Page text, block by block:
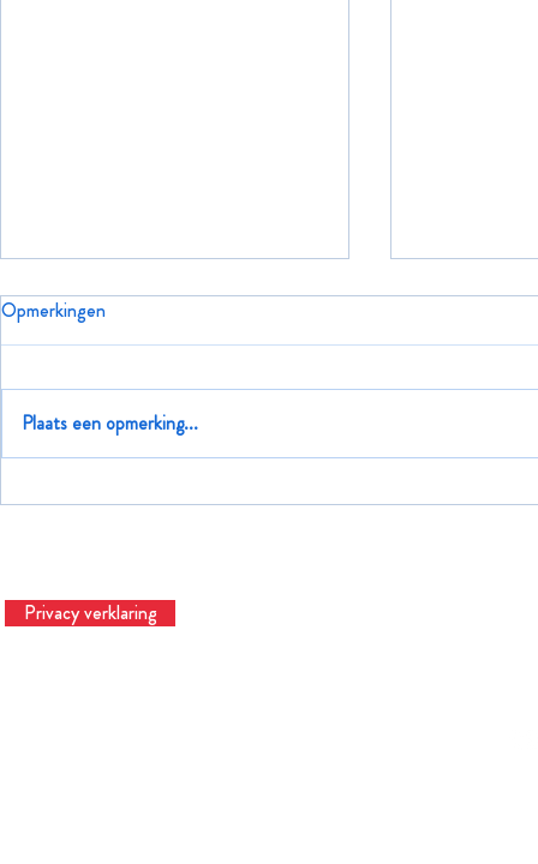
Fijne feestdagen
Stel je nou
Opmerkingen
Plaats een opmerking...
Privacy verklaring